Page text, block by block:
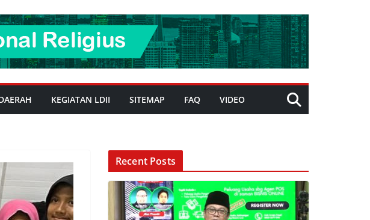
KEGIATAN LDII SITEMAP FAQ VIDEO
Recent Posts